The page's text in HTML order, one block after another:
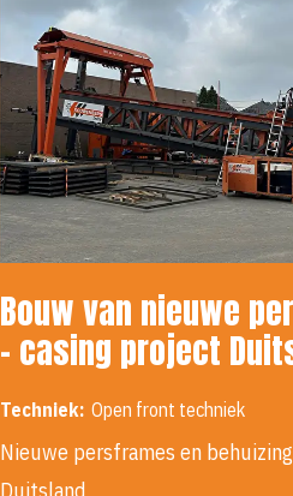
Bouw van nieuwe
- casing project
Techniek: Open front techniek
Nieuwe persframes en